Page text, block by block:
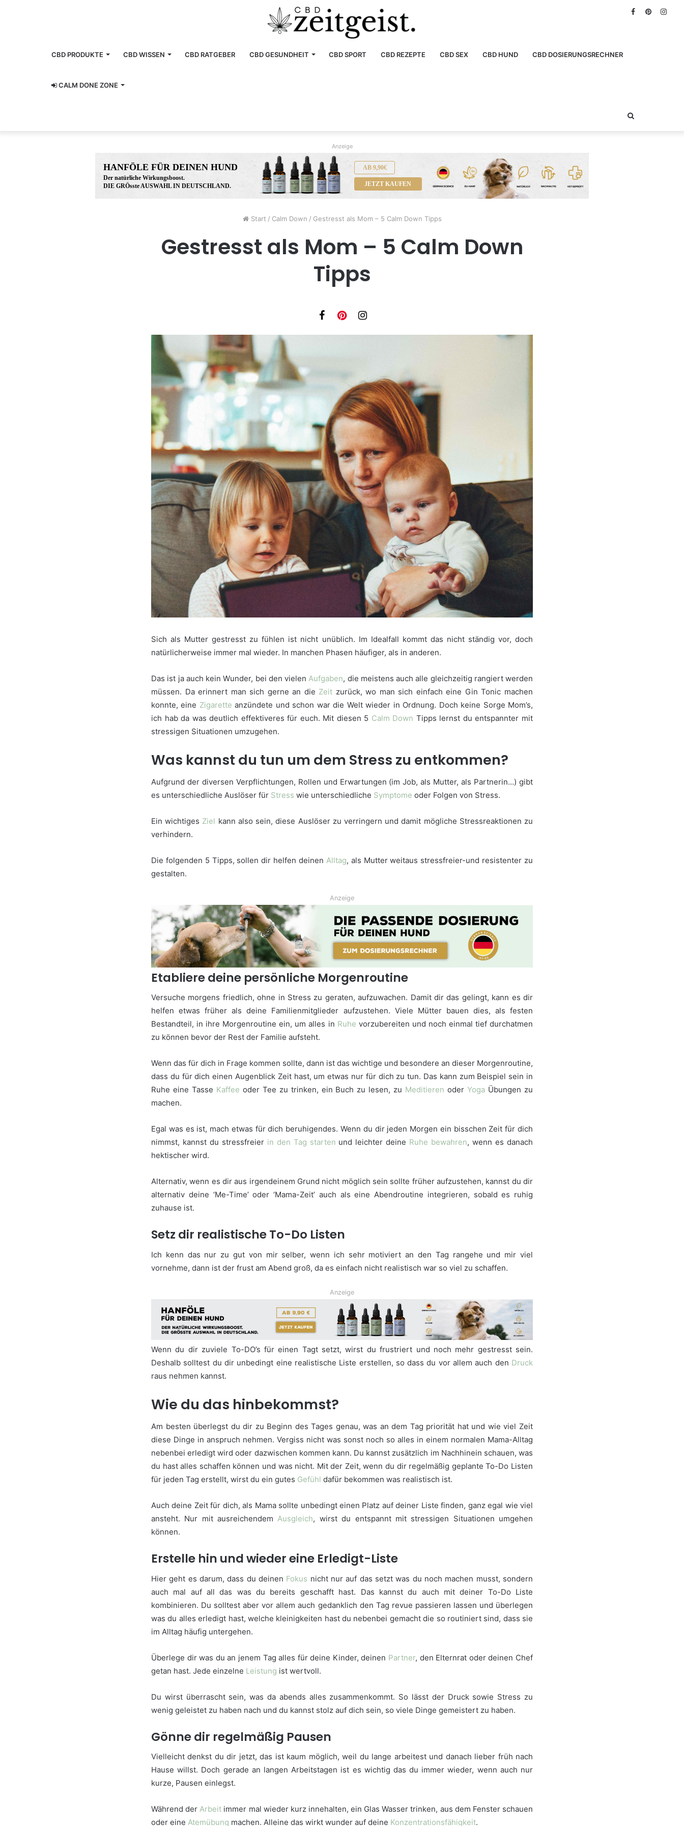
Pinterest
Facebook
CBD PRODUKTE CBD WISSEN CBD RATGEBER CBD GESUNDHEIT CBD SPORT CBD REZEPTE CBD SEX CBD HUND CBD DOSIERUNGSRECHNER
CALM DONE ZONE
Anzeige
AB 9,90€
JETZT KAUFEN
www.hunreys.de
Start / Calm Down / Gestresst als Mom – 5 Calm Down Tipps
Gestresst als Mom – 5 Calm Down
Tipps
Sich als Mutter gestresst zu fühlen ist nicht unüblich. Im Idealfall kommt das nicht ständig vor, doch
natürlicherweise immer mal wieder. In manchen Phasen häufiger, als in anderen.
Das ist ja auch kein Wunder, bei den vielen Aufgaben, die meistens auch alle gleichzeitig rangiert werden
müssen. Da erinnert man sich gerne an die Zeit zurück, wo man sich einfach eine Gin Tonic machen
konnte, eine Zigarette anzündete und schon war die Welt wieder in Ordnung. Doch keine Sorge Mom’s,
ich hab da was deutlich effektiveres für euch. Mit diesen 5 Calm Down Tipps lernst du entspannter mit
stressigen Situationen umzugehen.
Was kannst du tun um dem Stress zu entkommen?
Aufgrund der diversen Verpflichtungen, Rollen und Erwartungen (im Job, als Mutter, als Partnerin…) gibt
es unterschiedliche Auslöser für Stress wie unterschiedliche Symptome oder Folgen von Stress.
Ein wichtiges Ziel kann also sein, diese Auslöser zu verringern und damit mögliche Stressreaktionen zu
verhindern.
Die folgenden 5 Tipps, sollen dir helfen deinen Alltag, als Mutter weitaus stressfreier-und resistenter zu
gestalten.
Anzeige
Etabliere deine persönliche Morgenroutine
Versuche morgens friedlich, ohne in Stress zu geraten, aufzuwachen. Damit dir das gelingt, kann es dir
helfen etwas früher als deine Familienmitglieder aufzustehen. Viele Mütter bauen dies, als festen
Bestandteil, in ihre Morgenroutine ein, um alles in Ruhe vorzubereiten und noch einmal tief durchatmen
zu können bevor der Rest der Familie aufsteht.
Wenn das für dich in Frage kommen sollte, dann ist das wichtige und besondere an dieser Morgenroutine,
dass du für dich einen Augenblick Zeit hast, um etwas nur für dich zu tun. Das kann zum Beispiel sein in
Ruhe eine Tasse Kaffee oder Tee zu trinken, ein Buch zu lesen, zu Meditieren oderYoga Übungen zu
machen.
Egal was es ist, mach etwas für dich beruhigendes. Wenn du dir jeden Morgen ein bisschen Zeit für dich
nimmst, kannst du stressfreier in den Tag starten und leichter deine Ruhe bewahren, wenn es danach
hektischer wird.
Alternativ, wenn es dir aus irgendeinem Grund nicht möglich sein sollte früher aufzustehen, kannst du dir
alternativ deine ‘Me-Time’ oder ‘Mama-Zeit’ auch als eine Abendroutine integrieren, sobald es ruhig
zuhause ist.
Setz dir realistische To-Do Listen
Ich kenn das nur zu gut von mir selber, wenn ich sehr motiviert an den Tag rangehe und mir viel
vornehme, dann ist der frust am Abend groß, da es einfach nicht realistisch war so viel zu schaffen.
Anzeige
Wenn du dir zuviele To-DO’s für einen Tagt setzt, wirst du frustriert und noch mehr gestresst sein.
Deshalb solltest du dir unbedingt eine realistische Liste erstellen, so dass du vor allem auch den Druck
raus nehmen kannst.
Wie du das hinbekommst?
Am besten überlegst du dir zu Beginn des Tages genau, was an dem Tag priorität hat und wie viel Zeit
diese Dinge in anspruch nehmen. Vergiss nicht was sonst noch so alles in einem normalen Mama-Alltag
nebenbei erledigt wird oder dazwischen kommen kann. Du kannst zusätzlich im Nachhinein schauen, was
du hast alles schaffen können und was nicht. Mit der Zeit, wenn du dir regelmäßig geplante To-Do Listen
für jeden Tag erstellt, wirst du ein gutes Gefühl dafür bekommen was realistisch ist.
Auch deine Zeit für dich, als Mama sollte unbedingt einen Platz auf deiner Liste finden, ganz egal wie viel
ansteht. Nur mit ausreichendemAusgleich, wirst du entspannt mit stressigen Situationen umgehen
können.
Erstelle hin und wieder eine Erledigt-Liste
Hier geht es darum, dass du deinen Fokus nicht nur auf das setzt was du noch machen musst, sondern
auch mal auf all das was du bereits geschafft hast. Das kannst du auch mit deiner To-Do Liste
kombinieren. Du solltest aber vor allem auch gedanklich den Tag revue passieren lassen und überlegen
was du alles erledigt hast, welche kleinigkeiten hast du nebenbei gemacht die so routiniert sind, dass sie
im Alltag häufig untergehen.
Überlege dir was du an jenem Tag alles für deine Kinder, deinen Partner, den Elternrat oder deinen Chef
getan hast. Jede einzelne Leistung ist wertvoll.
Du wirst überrascht sein, was da abends alles zusammenkommt. So lässt der Druck sowie Stress zu
wenig geleistet zu haben nach und du kannst stolz auf dich sein, so viele Dinge gemeistert zu haben.
Gönne dir regelmäßig Pausen
Vielleicht denkst du dir jetzt, das ist kaum möglich, weil du lange arbeitest und danach lieber früh nach
Hause willst. Doch gerade an langen Arbeitstagen ist es wichtig das du immer wieder, wenn auch nur
kurze, Pausen einlegst.
Während derArbeit immer mal wieder kurz innehalten, ein Glas Wasser trinken, aus dem Fenster schauen
oder eine Atemübung machen. Alleine das wirkt wunder auf deine Konzentrationsfähigkeit.